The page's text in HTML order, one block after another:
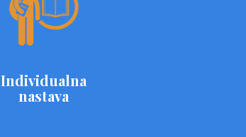
Individualna
nastava